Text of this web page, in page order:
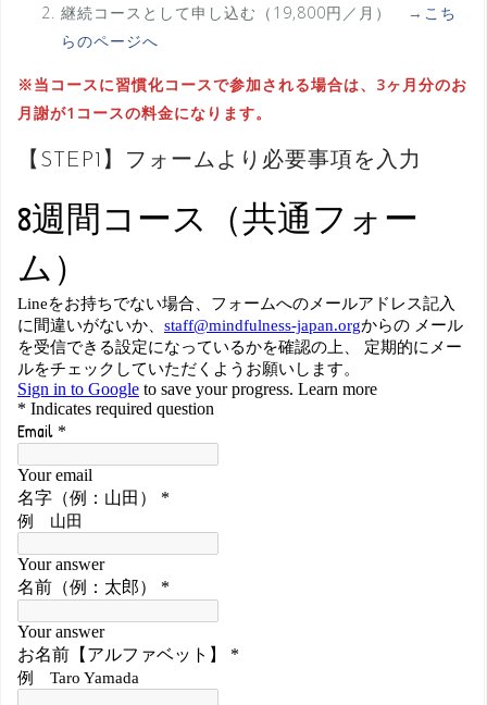
継続コースとして申し込む（19,800円／月） → こち
らのページへ
※当コースに習慣化コースで参加される場合は、3ヶ月分のお
月謝が1コースの料金になります。
【STEP1】フォームより必要事項を入力